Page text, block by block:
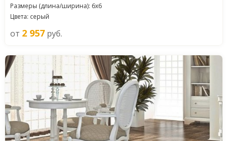
Размеры (длина/ширина): 6х6
Цвета: серый
от 2 957 руб.